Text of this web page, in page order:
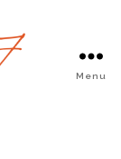
Menu